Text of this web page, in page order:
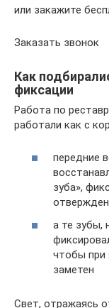
или закажите
Заказать звонок
Как
фиксации
Работа по
работали как с
передние
зуба»,
а те зубы,
чтобы при
заметен
Свет, отражаясь